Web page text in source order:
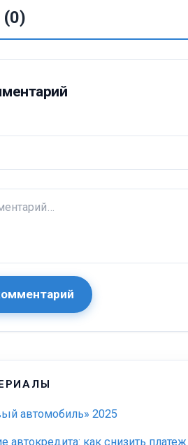
автомобиль» 2025
автокредита: как снизить платеж